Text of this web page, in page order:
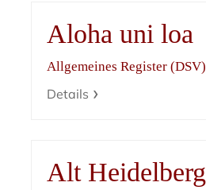
Aloha uni loa
Allgemeines Register (DSV)
Details
Alt Heidelberg